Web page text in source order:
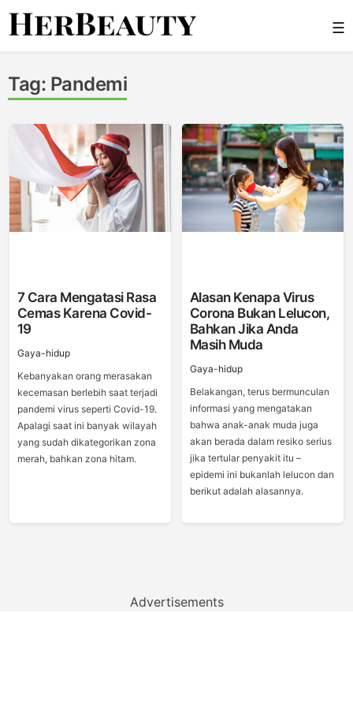
Skip
☰
Tag: Pandemi
7 Cara Mengatasi Rasa
Cemas Karena Covid-
19
Gaya-hidup
Kebanyakan orang merasakan
kecemasan berlebih saat terjadi
pandemi virus seperti Covid-19.
Apalagi saat ini banyak wilayah
yang sudah dikategorikan zona
merah, bahkan zona hitam.
Alasan Kenapa Virus
Corona Bukan Lelucon,
Bahkan Jika Anda
Masih Muda
Gaya-hidup
Belakangan, terus bermunculan
informasi yang mengatakan
bahwa anak-anak muda juga
akan berada dalam resiko serius
jika tertular penyakit itu –
epidemi ini bukanlah lelucon dan
berikut adalah alasannya.
Advertisements